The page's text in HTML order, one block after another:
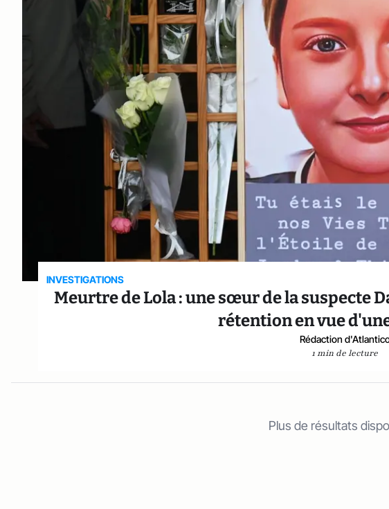
INVESTIGATIONS
Meurtre de Lola : une sœur de la suspecte
rétention en vue
Rédaction
1 min de lecture
Plus de résultats